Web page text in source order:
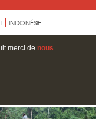
INDONÉSIE
merci de nous